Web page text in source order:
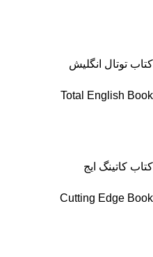
کتاب توتال انگلیش
Total English Book
کتاب کاتینگ ایج
Cutting Edge Book